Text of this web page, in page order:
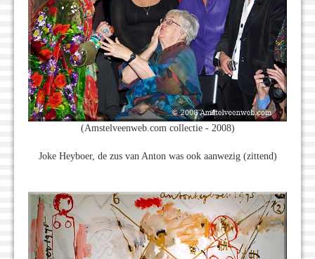
(Amstelveenweb.com collectie - 2008)
Joke Heyboer, de zus van Anton was ook aanwezig (zittend)